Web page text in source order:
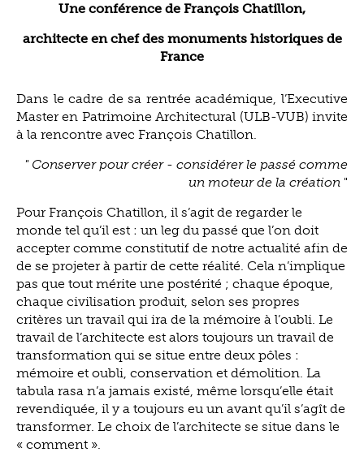
Une conférence de François Chatillon,
architecte en chef des monuments historiques de
France
Dans le cadre de sa rentrée académique, l’Executive
Master en Patrimoine Architectural (ULB-VUB) invite
à la rencontre avec François Chatillon.
" Conserver pour créer - considérer le passé comme
un moteur de la création "
Pour François Chatillon, il s’agit de regarder le
monde tel qu’il est : un leg du passé que l’on doit
accepter comme constitutif de notre actualité afin de
de se projeter à partir de cette réalité. Cela n’implique
pas que tout mérite une postérité ; chaque époque,
chaque civilisation produit, selon ses propres
critères un travail qui ira de la mémoire à l’oubli. Le
travail de l’architecte est alors toujours un travail de
transformation qui se situe entre deux pôles :
mémoire et oubli, conservation et démolition. La
tabula rasa n’a jamais existé, même lorsqu’elle était
revendiquée, il y a toujours eu un avant qu’il s’agît de
transformer. Le choix de l’architecte se situe dans le
« comment ».